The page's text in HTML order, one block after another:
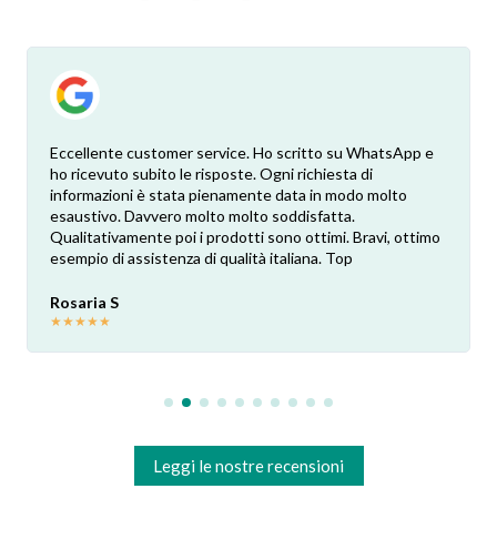
Eccellente customer service. Ho scritto su WhatsApp e
ho ricevuto subito le risposte. Ogni richiesta di
informazioni è stata pienamente data in modo molto
esaustivo. Davvero molto molto soddisfatta.
Qualitativamente poi i prodotti sono ottimi. Bravi, ottimo
esempio di assistenza di qualità italiana. Top
Rosaria S
★★★★★
Leggi le nostre recensioni